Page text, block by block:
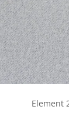
Element